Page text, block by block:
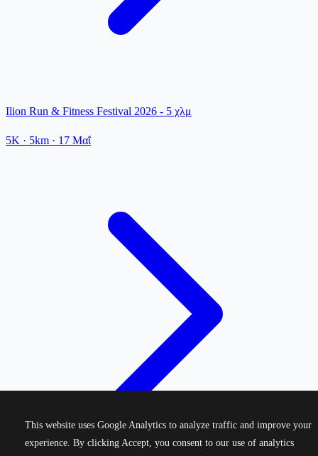
Ilion Run & Fitness Festival 2026 - 5 χλμ
5K · 5km · 17 Μαΐ
This website uses Google Analytics to analyze traffic and improve your
experience. By clicking Accept, you consent to our use of analytics